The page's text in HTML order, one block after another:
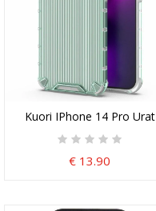
Kuori IPhone 14 Pro Urat
€ 13.90